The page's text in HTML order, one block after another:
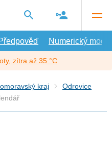
Numerický model
zítra až 35 °C
kraj
Odrovice